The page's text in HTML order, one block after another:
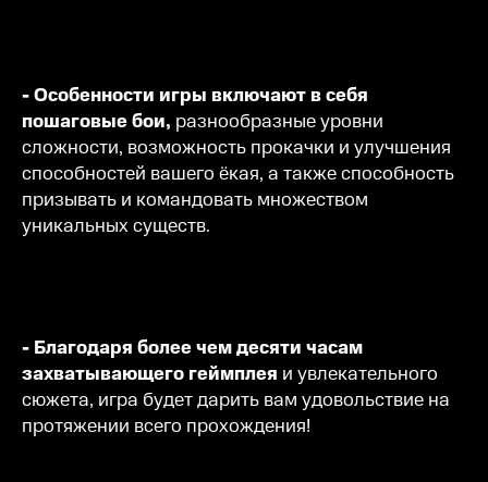
- Особенности игры включают в себя
пошаговые бои, разнообразные уровни
сложности, возможность прокачки и улучшения
способностей вашего ёкая, а также способность
призывать и командовать множеством
уникальных существ.
- Благодаря более чем десяти часам
захватывающего геймплея и увлекательного
сюжета, игра будет дарить вам удовольствие на
протяжении всего прохождения!